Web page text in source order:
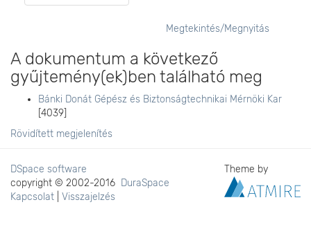
Megtekintés/Megnyitás
A dokumentum a következő
gyűjtemény(ek)ben található meg
Bánki Donát Gépész és Biztonságtechnikai Mérnöki Kar
[4039]
Rövidített megjelenítés
DSpace software
copyright © 2002-2016 DuraSpace
Kapcsolat
Visszajelzés
Theme by